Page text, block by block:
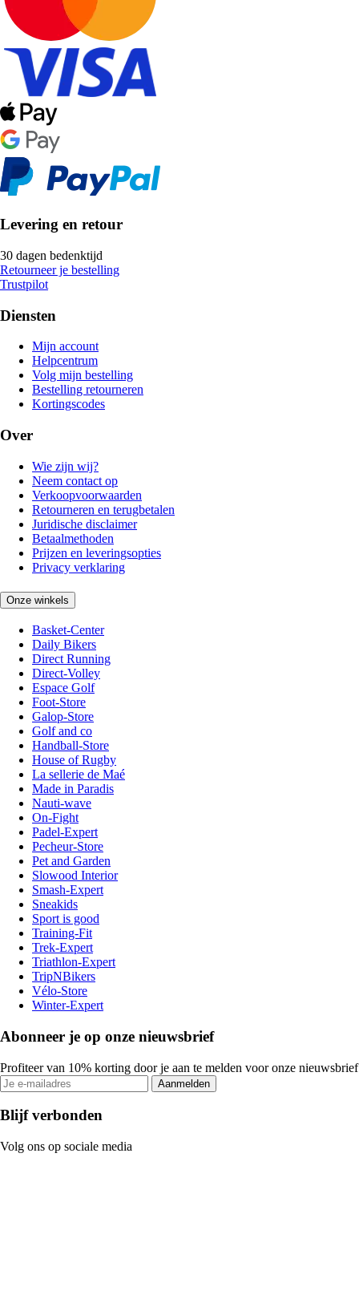
Levering en retour
30 dagen bedenktijd
Retourneer je bestelling
Trustpilot
Diensten
Mijn account
Helpcentrum
Volg mijn bestelling
Bestelling retourneren
Kortingscodes
Over
Wie zijn wij?
Neem contact op
Verkoopvoorwaarden
Retourneren en terugbetalen
Juridische disclaimer
Betaalmethoden
Prijzen en leveringsopties
Privacy verklaring
Onze winkels
Basket-Center
Daily Bikers
Direct Running
Direct-Volley
Espace Golf
Foot-Store
Galop-Store
Golf and co
Handball-Store
House of Rugby
La sellerie de Maé
Made in Paradis
Nauti-wave
On-Fight
Padel-Expert
Pecheur-Store
Pet and Garden
Slowood Interior
Smash-Expert
Sneakids
Sport is good
Training-Fit
Trek-Expert
Triathlon-Expert
TripNBikers
Vélo-Store
Winter-Expert
Abonneer je op onze nieuwsbrief
Profiteer van 10% korting door je aan te melden voor onze nieuwsbrief
Aanmelden
Blijf verbonden
Volg ons op sociale media